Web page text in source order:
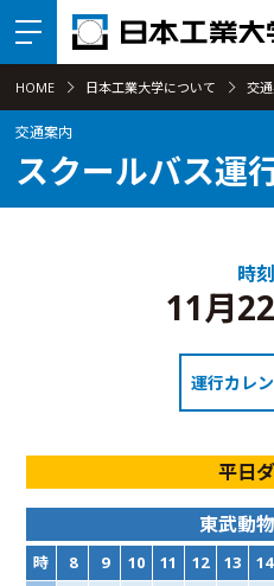
HOME 日本工業大学について 交
交通案内
スクールバス運
時
11月
運行カレ
平日
東武動
時 8 9 10 11 12 13 14